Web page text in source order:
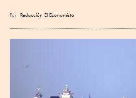
Por Redacción El Economista